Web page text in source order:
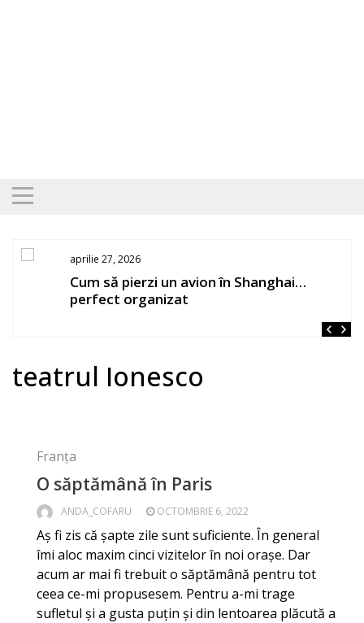
aprilie 27, 2026
Cum să pierzi un avion în Shanghai…
perfect organizat
teatrul Ionesco
Franța
O săptămână în Paris
ANDA_COFARU OCTOMBRIE 6, 2022
Aș fi zis că șapte zile sunt suficiente. În general
îmi aloc maxim cinci vizitelor în noi orașe. Dar
acum ar mai fi trebuit o săptămână pentru tot
ceea ce-mi propusesem. Pentru a-mi trage
sufletul și a gusta puțin și din lentoarea plăcută a